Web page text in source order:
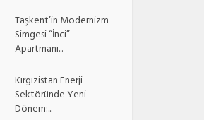
Taşkent’in Modernizm
Simgesi “İnci”
Apartmanı...
Kırgızistan Enerji
Sektöründe Yeni
Dönem:...